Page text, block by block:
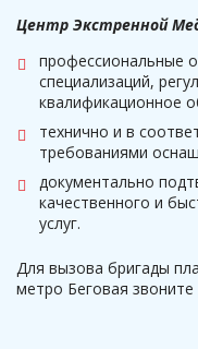
Центр Экстренной
профессиональные
специализаций,
квалификационное
технично и в
требованиями
документально
качественного и
услуг.
Для вызова бригады
метро Беговая звоните